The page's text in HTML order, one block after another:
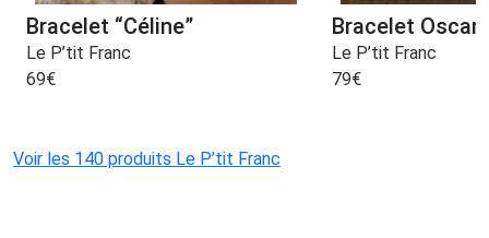
Bracelet “Céline”
Le P’tit Franc
69€
Bracelet Oscar
Le P’tit Franc
79€
Voir les 140 produits Le P’tit Franc